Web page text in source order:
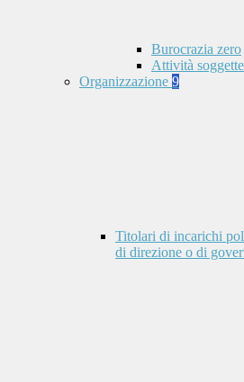
Burocrazia zero
Attività
Organizzazione 9
Titolari di incarichi
di direzione o di